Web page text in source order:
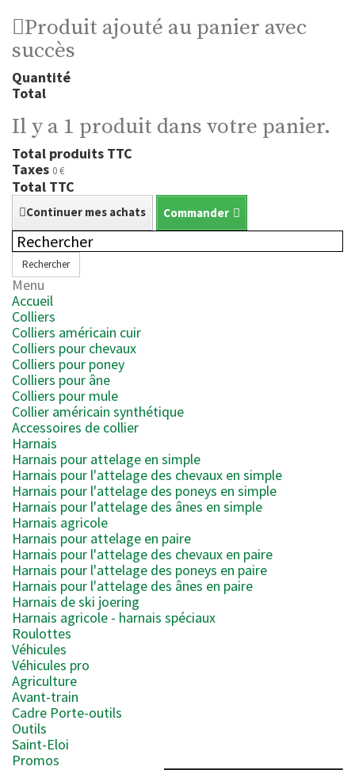
Produit ajouté au panier avec
succès
Quantité
Total
Il y a 1 produit dans votre panier.
Total produits TTC
Taxes 0 €
Total TTC
Continuer mes achats Commander
Rechercher
Menu
Accueil
Colliers
Colliers américain cuir
Colliers pour chevaux
Colliers pour poney
Colliers pour âne
Colliers pour mule
Collier américain synthétique
Accessoires de collier
Harnais
Harnais pour attelage en simple
Harnais pour l'attelage des chevaux en simple
Harnais pour l'attelage des poneys en simple
Harnais pour l'attelage des ânes en simple
Harnais agricole
Harnais pour attelage en paire
Harnais pour l'attelage des chevaux en paire
Harnais pour l'attelage des poneys en paire
Harnais pour l'attelage des ânes en paire
Harnais de ski joering
Harnais agricole - harnais spéciaux
Roulottes
Véhicules
Véhicules pro
Agriculture
Avant-train
Cadre Porte-outils
Outils
Saint-Eloi
Promos